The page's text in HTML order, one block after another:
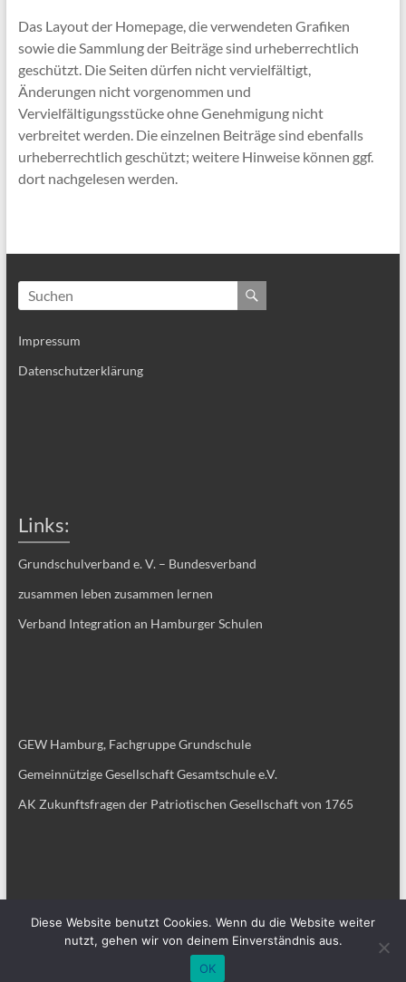
Das Layout der Homepage, die verwendeten Grafiken
sowie die Sammlung der Beiträge sind urheberrechtlich
geschützt. Die Seiten dürfen nicht vervielfältigt,
Änderungen nicht vorgenommen und
Vervielfältigungsstücke ohne Genehmigung nicht
verbreitet werden. Die einzelnen Beiträge sind ebenfalls
urheberrechtlich geschützt; weitere Hinweise können ggf.
dort nachgelesen werden.
Impressum
Datenschutzerklärung
Links:
Grundschulverband e. V. – Bundesverband
zusammen leben zusammen lernen
Verband Integration an Hamburger Schulen
GEW Hamburg, Fachgruppe Grundschule
Gemeinnützige Gesellschaft Gesamtschule e.V.
AK Zukunftsfragen der Patriotischen Gesellschaft von 1765
Copyright © 2026Grundschulverband Hamburg. Alle Rechte vorbehalten.
von ThemeGrill. Präsentiert von:
Diese Website benutzt Cookies. Wenn du die Website weiter
nutzt, gehen wir von deinem Einverständnis aus.
OK